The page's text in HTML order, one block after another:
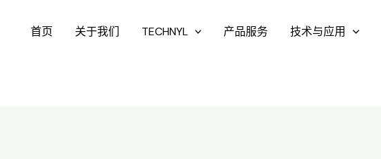
首页 关于我们 TECHNYL 产品服务 技术与应用